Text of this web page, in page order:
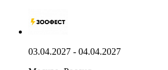
03.04.2027 - 04.04.2027